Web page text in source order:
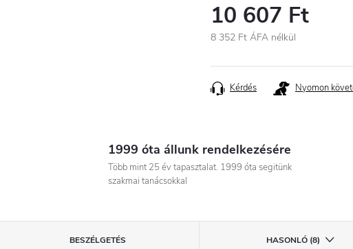
10 607 Ft
8 352 Ft ÁFA nélkül
Kérdés Nyomon
1999 óta állunk rendelkezésére
Több mint 25 év tapasztalat. 1999 óta segitünk
szakmai tanácsokkal
BESZÉLGETÉS HASONLÓ (8)